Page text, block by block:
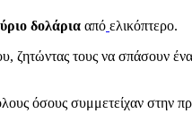
δολάρια από ελικόπτερο.
ζητώντας τους να σπάσουν
όσους συμμετείχαν στην